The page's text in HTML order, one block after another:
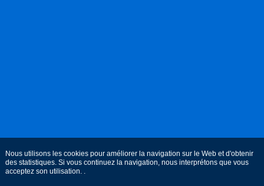
Nous utilisons les cookies pour améliorer la navigation sur le Web et d'obtenir
des statistiques. Si vous continuez la navigation, nous interprétons que vous
acceptez son utilisation. .